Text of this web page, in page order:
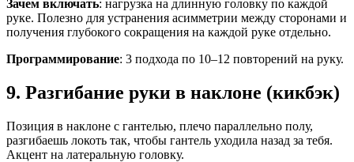
Зачем включать: нагрузка на длинную головку по каждой
руке. Полезно для устранения асимметрии между сторонами и
получения глубокого сокращения на каждой руке отдельно.
Программирование: 3 подхода по 10–12 повторений на руку.
9. Разгибание руки в наклоне (кикбэк)
Позиция в наклоне с гантелью, плечо параллельно полу,
разгибаешь локоть так, чтобы гантель уходила назад за тебя.
Акцент на латеральную головку.